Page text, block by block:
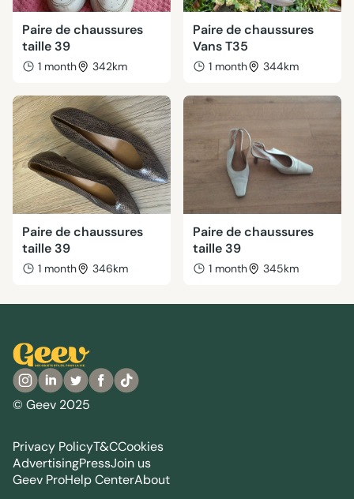
Paire de chaussures
taille 39
1 month 342km
Paire de chaussures
Vans T35
1 month 344km
Paire de chaussures
taille 39
1 month 346km
Paire de chaussures
taille 39
1 month 345km
© Geev 2025
Privacy PolicyT&CCookies
AdvertisingPressJoin us
Geev ProHelp CenterAbout